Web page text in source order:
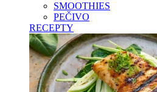
SMOOTHIES
PEČIVO
RECEPTY